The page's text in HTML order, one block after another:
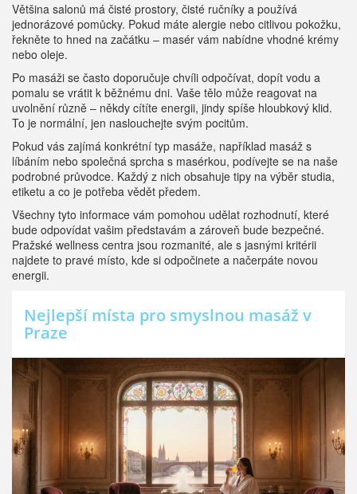
Většina salonů má čisté prostory, čisté ručníky a používá
jednorázové pomůcky. Pokud máte alergie nebo citlivou pokožku,
řekněte to hned na začátku – masér vám nabídne vhodné krémy
nebo oleje.
Po masáži se často doporučuje chvíli odpočívat, dopít vodu a
pomalu se vrátit k běžnému dni. Vaše tělo může reagovat na
uvolnění různě – někdy cítíte energii, jindy spíše hloubkový klid.
To je normální, jen naslouchejte svým pocitům.
Pokud vás zajímá konkrétní typ masáže, například masáž s
líbáním nebo společná sprcha s masérkou, podívejte se na naše
podrobné průvodce. Každý z nich obsahuje tipy na výběr studia,
etiketu a co je potřeba vědět předem.
Všechny tyto informace vám pomohou udělat rozhodnutí, které
bude odpovídat vašim představám a zároveň bude bezpečné.
Pražské wellness centra jsou rozmanité, ale s jasnými kritérii
najdete to pravé místo, kde si odpočinete a načerpáte novou
energii.
Nejlepší místa pro smyslnou masáž v
Praze